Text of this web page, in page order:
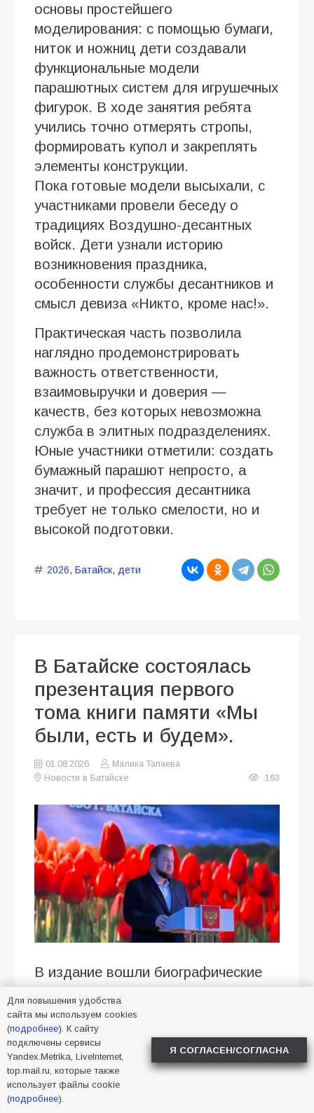
основы простейшего
моделирования: с помощью бумаги,
ниток и ножниц дети создавали
функциональные модели
парашютных систем для игрушечных
фигурок. В ходе занятия ребята
учились точно отмерять стропы,
формировать купол и закреплять
элементы конструкции.
Пока готовые модели высыхали, с
участниками провели беседу о
традициях Воздушно-десантных
войск. Дети узнали историю
возникновения праздника,
особенности службы десантников и
смысл девиза «Никто, кроме нас!».
Практическая часть позволила
наглядно продемонстрировать
важность ответственности,
взаимовыручки и доверия —
качеств, без которых невозможна
служба в элитных подразделениях.
Юные участники отметили: создать
бумажный парашют непросто, а
значит, и профессия десантника
требует не только смелости, но и
высокой подготовки.
2026, Батайск, дети
В Батайске состоялась
презентация первого
тома книги памяти «Мы
были, есть и будем».
01.08.2026
Малика Тапаева
Новости в Батайске
163
В издание вошли биографические
земляков — участников
специальной военной операции, не
вернувшихся домой.
Инициатором создания издания
выступила Вера Анатольевна
Для повышения удобства
сайта мы используем cookies
(подробнее). К сайту
подключены сервисы
Yandex.Metrika, LiveInternet,
top.mail.ru, которые также
использует файлы cookie
(подробнее).
Я СОГЛАСЕН/СОГЛАСНА